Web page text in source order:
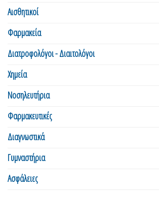
Αισθητικοί
Φαρμακεία
Διατροφολόγοι - Διαιτολόγοι
Χημεία
Νοσηλευτήρια
Φαρμακευτικές
Διαγνωστικά
Γυμναστήρια
Ασφάλειες